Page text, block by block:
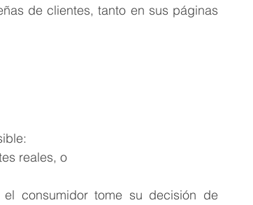
de clientes, tanto en sus páginas
reales, o
consumidor tome su decisión de